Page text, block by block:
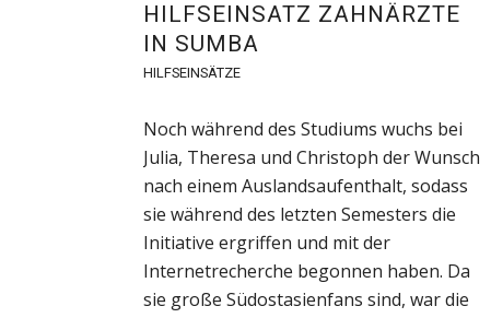
HILFSEINSATZ ZAHNÄRZTE
IN SUMBA
HILFSEINSÄTZE
Noch während des Studiums wuchs bei
Julia, Theresa und Christoph der Wunsch
nach einem Auslandsaufenthalt, sodass
sie während des letzten Semesters die
Initiative ergriffen und mit der
Internetrecherche begonnen haben. Da
sie große Südostasienfans sind, war die